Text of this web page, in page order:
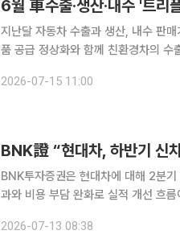
6월 車수출·생산·내수 '트
지난달 자동차 수출과 생산, 내수 판매
품 공급 정상화와 함께 친환경차의 수출
5.8% 증가한 67억1000만달러로 집
2026-07-15 11:00
BNK證 “현대차, 하반기 신
BNK투자증권은 현대차에 대해 2분
과와 비용 부담 완화로 실적 개선 흐
하반기에는 아반떼와 투싼, GV90,
2026-07-13 08:38